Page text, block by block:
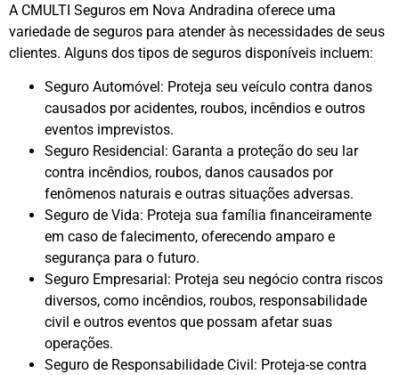
A CMULTI Seguros em Nova Andradina oferece uma
variedade de seguros para atender às necessidades de seus
clientes. Alguns dos tipos de seguros disponíveis incluem:
Seguro Automóvel: Proteja seu veículo contra danos
causados por acidentes, roubos, incêndios e outros
eventos imprevistos.
Seguro Residencial: Garanta a proteção do seu lar
contra incêndios, roubos, danos causados por
fenômenos naturais e outras situações adversas.
Seguro de Vida: Proteja sua família financeiramente
em caso de falecimento, oferecendo amparo e
segurança para o futuro.
Seguro Empresarial: Proteja seu negócio contra riscos
diversos, como incêndios, roubos, responsabilidade
civil e outros eventos que possam afetar suas
operações.
Seguro de Responsabilidade Civil: Proteja-se contra